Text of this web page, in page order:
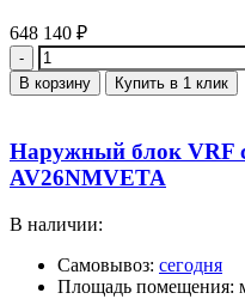
648 140 ₽
Количество
В корзину Купить в 1 клик
Наружный блок VRF
AV26NMVETA
В наличии:
Самовывоз: сегодня
Площадь помещения: